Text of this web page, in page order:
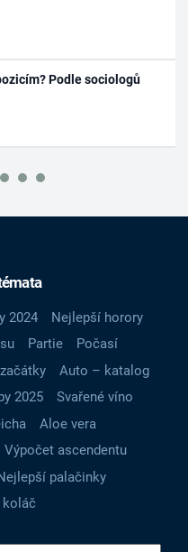
Podle sociologů
2024
Nejlepší horory
Partie
Počasí
Auto – katalog
2025
Svařené víno
Aloe vera
Výpočet ascendentu
palačinky
koláč